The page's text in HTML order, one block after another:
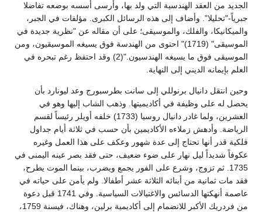
الجديد من العقد الهندسية التي ولد بها، وأرسى أسسه بوضعه تفاضلا
جبرياً-"تحليلا". وأضاف إلى هذه الرسائل الكبرى. مؤلفات في الجبر،
والميكانيكا، والفلك، والموسيقى؛ على أن مقاله عن "نظرية جديدة في
الموسيقى" (1719)" احتوى من الهندسة فوق يسيغه الموسيقيون، ومن
الموسيقى فوق ما يسيغه الهندسيون."(2) وقد احتفظ رغم تبحره في
العلم بإيمانه الديني إلى النهاية.
وحين انتقل دانيال برنوللي إلى سانت بطرسبورج وعد ليونارد بأن
يحصل له على وظيفة في أكاديميتها. وذهب الشاب إليها وهو في
العشرين، ولما غادر دانيال روسيا (1733) خلفه أويلر رئيساً لقسم
الرياضة. وأدهش زملاءه الأكاديمين بأن حسب في ثلاثة أيام جداول
فلكية قدر أنها تحتاج إلى عدة شهور وعكف على هذا العمل وغيره
عكوفاً شديداً ليل نهار على ضوء ضعيف، حتى فقد بصر عينه اليمنى في
1735. ثم تزوج، وشرع على الفور يجمع ويضرب، بينما الموت يطرح،
فقد مات ثمانية من أبنائه الثلاثة عشر أطفالا. ولم يأمن على حياته في
عاصمة أنهكتها الدسائس والاغتيالات السياسية. وفي 1741 قبل دعوة
من فردريك الأكبر للانضمام إلى أكاديمية برلين، وهناك، فيسنة 1759،